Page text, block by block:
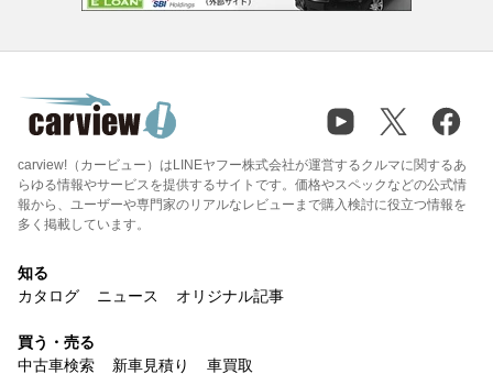
carview!（カービュー）はLINEヤフー株式会社が運営するクルマに関するあ
らゆる情報やサービスを提供するサイトです。価格やスペックなどの公式情
報から、ユーザーや専門家のリアルなレビューまで購入検討に役立つ情報を
多く掲載しています。
知る
カタログ
ニュース オリジナル記事
買う・売る
中古車検索
新車見積り 車買取